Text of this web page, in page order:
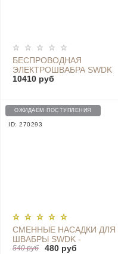
БЕСПРОВОДНАЯ
ЭЛЕКТРОШВАБРА SWDK
WET ELECTRIC MOP
10410 руб
ОЖИДАЕМ ПОСТУПЛЕНИЯ
ID: 270293
СМЕННЫЕ НАСАДКИ ДЛЯ
ШВАБРЫ SWDK -
Q/SWDK02-2017 WHITE
540 руб 480 руб